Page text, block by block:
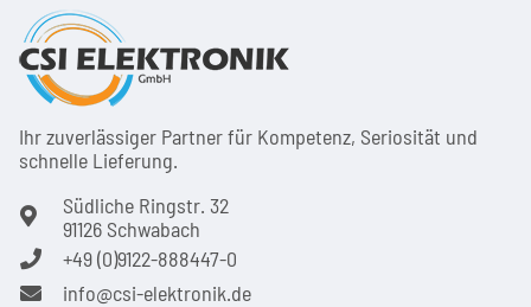
Ihr zuver­läs­siger Partner für Kom­pe­tenz, Seri­osi­tät und
schnel­le Lie­ferung.
Südliche Ringstr. 32
91126 Schwabach
+49 (0)9122-888447-0
info@csi-elektronik.de